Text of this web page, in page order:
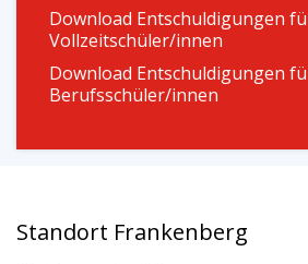
Download Entschuldigungen
Vollzeitschüler/innen
Download Entschuldigungen
Berufsschüler/innen
Standort Frankenberg